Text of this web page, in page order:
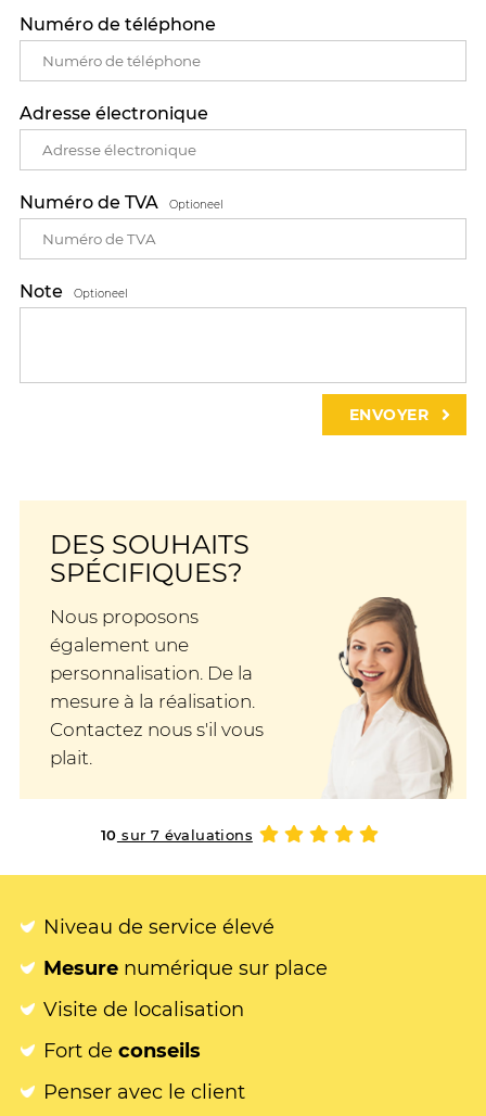
Numéro de téléphone
Adresse électronique
Numéro de TVA Optioneel
Note Optioneel
DES SOUHAITS
SPÉCIFIQUES?
Nous proposons
également une
personnalisation. De la
mesure à la réalisation.
Contactez nous s'il vous
plait.
10 sur 7 évaluations
Niveau de service élevé
Mesure numérique sur place
Visite de localisation
Fort de conseils
Penser avec le client